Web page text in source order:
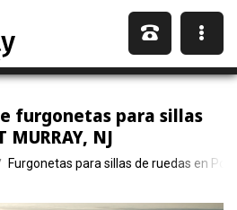
furgonetas para sillas
MURRAY, NJ
Furgonetas para sillas de ruedas en